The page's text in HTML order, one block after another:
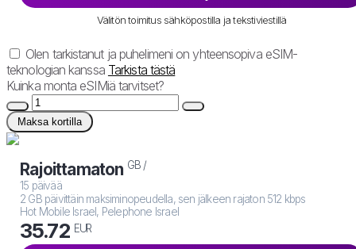
Välitön toimitus sähköpostilla ja tekstiviestillä
Olen tarkistanut ja puhelimeni on yhteensopiva eSIM-
teknologian kanssa Tarkista tästä
Kuinka monta eSIMiä tarvitset?
Maksa kortilla
Rajoittamaton GB /
15 päivää
2 GB päivittäin maksiminopeudella, sen jälkeen rajaton 512 kbps
Hot Mobile Israel, Pelephone Israel
35.72 EUR